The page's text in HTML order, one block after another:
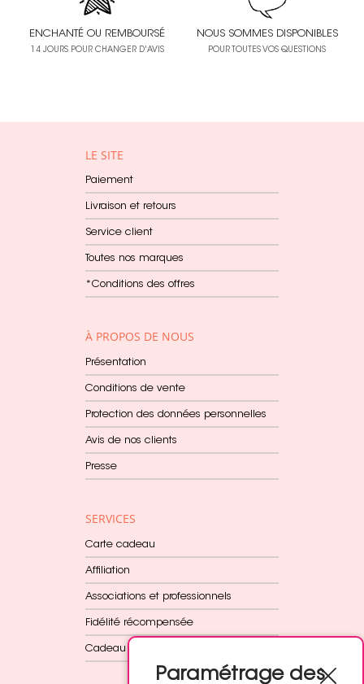
ENCHANTÉ OU REMBOURSÉ
14 JOURS POUR CHANGER D'AVIS
NOUS SOMMES DISPONIBLES
POUR TOUTES VOS QUESTIONS
LE SITE
Paiement
Livraison et retours
Service client
Toutes nos marques
*Conditions des offres
À PROPOS DE NOUS
Présentation
Conditions de vente
Protection des données personnelles
Avis de nos clients
Presse
SERVICES
Carte cadeau
Affiliation
Associations et professionnels
Fidélité récompensée
Cadeau dès 60€
Paramétrage des